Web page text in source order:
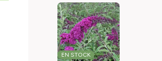
EN STOCK